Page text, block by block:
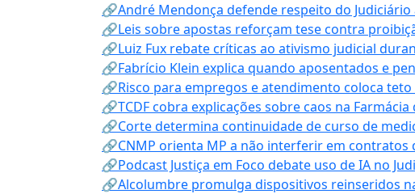
🔗André Mendonça defende respeito do
🔗Leis sobre apostas reforçam tese contra
🔗Luiz Fux rebate críticas ao ativismo judicial
🔗Fabrício Klein explica quando aposentados e
🔗Risco para empregos e atendimento coloca teto
🔗TCDF cobra explicações sobre caos na Farmácia
🔗Corte determina continuidade de curso de
🔗CNMP orienta MP a não interferir em contratos
🔗Podcast Justiça em Foco debate uso de IA no
🔗Alcolumbre promulga dispositivos reinseridos